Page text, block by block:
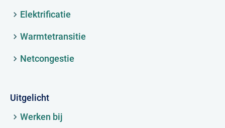
Elektrificatie
Warmtetransitie
Netcongestie
Uitgelicht
Werken bij